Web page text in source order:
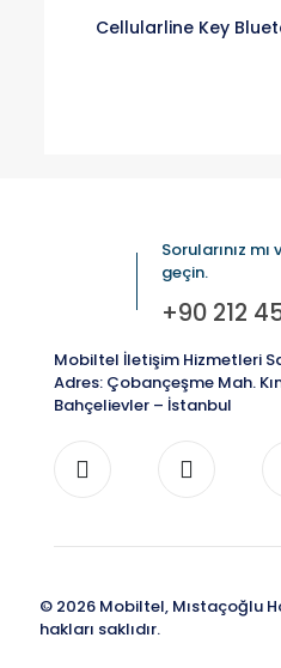
Cellularline Key
Sorularınız
geçin.
+90 212
Mobiltel İletişim Hizmetleri
Adres: Çobançeşme Mah.
Bahçelievler – İstanbul
© 2026 Mobiltel, Mıstaçoğlu
hakları saklıdır.